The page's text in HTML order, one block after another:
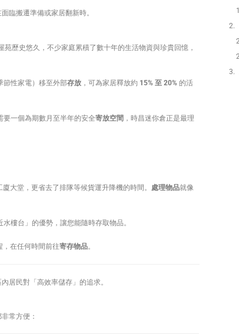
臨搬遷準備或家居翻新時。
苑歷史悠久，不少家庭累積了數十年的生活物資與珍貴回憶，
節性家電）移至外部存放 ，可為家居釋放約 15% 至 20% 的活
一個為期數月至半年的安全寄放空間 ，時昌迷你倉正是最理
大堂，更省去了排隊等候貨運升降機的時間。 處理物品就像
樓台」的優勢，讓您能隨時存取物品。
，在任何時間前往寄存物品。
居民對「高效率儲存」的追求。
常方便：